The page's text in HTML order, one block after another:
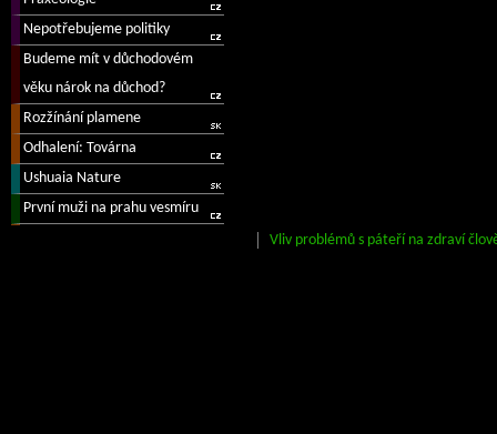
Vliv problémů s páteří na zdraví